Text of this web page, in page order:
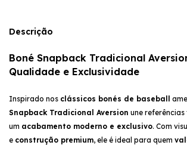
Descrição
Boné Snapback Tradicional
Qualidade e Exclusividade
Inspirado nos clássicos bonés de baseball
Snapback Tradicional Aversion une
um acabamento moderno e exclusivo. Com
e construção premium, ele é ideal para quem